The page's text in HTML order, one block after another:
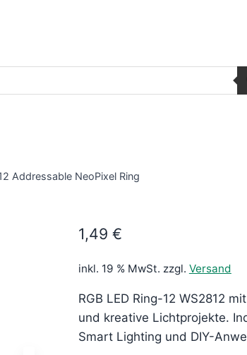
Addressable NeoPixel Ring
1,49 €
inkl. 19 % MwSt. zzgl. Versand
RGB LED Ring-12 WS2812
und kreative Lichtprojekte.
Smart Lighting und DIY-